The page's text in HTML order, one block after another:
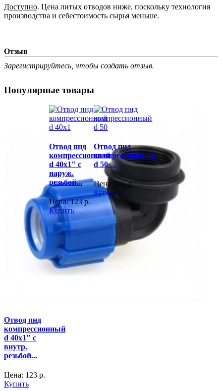
Доступно. Цена литых отводов ниже, поскольку технология
производства и себестоимость сырья меньше.
Отзыв
Зарегистрируйтесь, чтобы создать отзыв.
Популярные товары
Отвод пнд
компрессионный
d 40x1" с
внутр.
резьбой...
Цена: 123 р.
Купить
Отвод пнд
компрессионный
d 40x1" с
наруж.
резьбой...
Цена:123р.
Купить
Отвод пнд
компрессионный
d 50 ...
Цена: 276р.
Купить